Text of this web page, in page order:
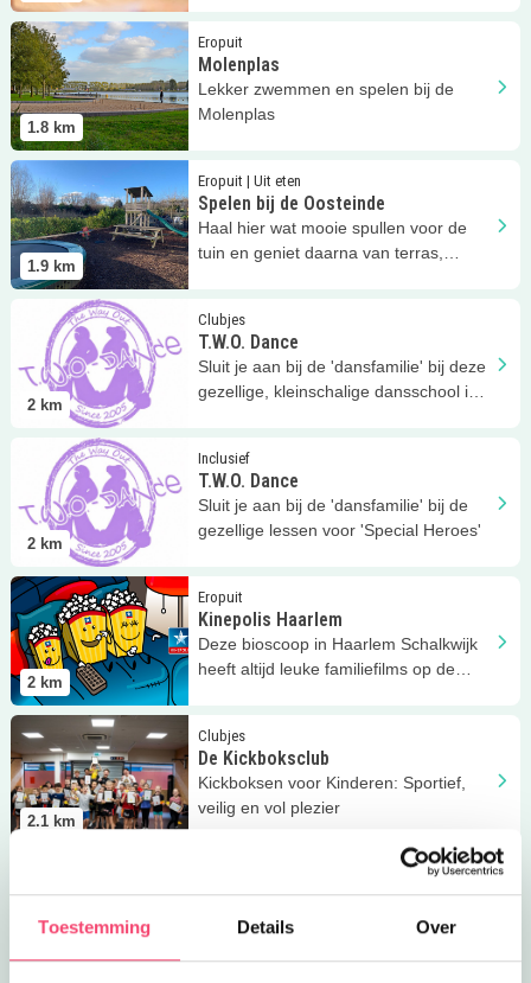
Toestemming Details Over
1.8 km
Eropuit
Molenplas
Lekker zwemmen en spelen bij de
Molenplas
Lees meer Molenplas
1.9 km
Eropuit | Uit eten
Spelen bij de Oosteinde
Haal hier wat mooie spullen voor de
tuin en geniet daarna van terras,
Lees meer Spelen bij de Oosteinde
2 km
Clubjes
T.W.O. Dance
Sluit je aan bij de 'dansfamilie' bij deze
gezellige, kleinschalige dansschool in
Lees meer T.W.O. Dance
2 km
Inclusief
T.W.O. Dance
Sluit je aan bij de 'dansfamilie' bij de
gezellige lessen voor 'Special Heroes'
Lees meer T.W.O. Dance
2 km
Eropuit
Kinepolis Haarlem
Deze bioscoop in Haarlem Schalkwijk
heeft altijd leuke familiefilms op de
Lees meer Kinepolis Haarlem
2.1 km
Clubjes
De Kickboksclub
Kickboksen voor Kinderen: Sportief,
veilig en vol plezier
Lees meer De Kickboksclub
2.1 km
Hockeyclub HMHC Saxenburg
Bij hockeyclub HMHC Saxenburg staan